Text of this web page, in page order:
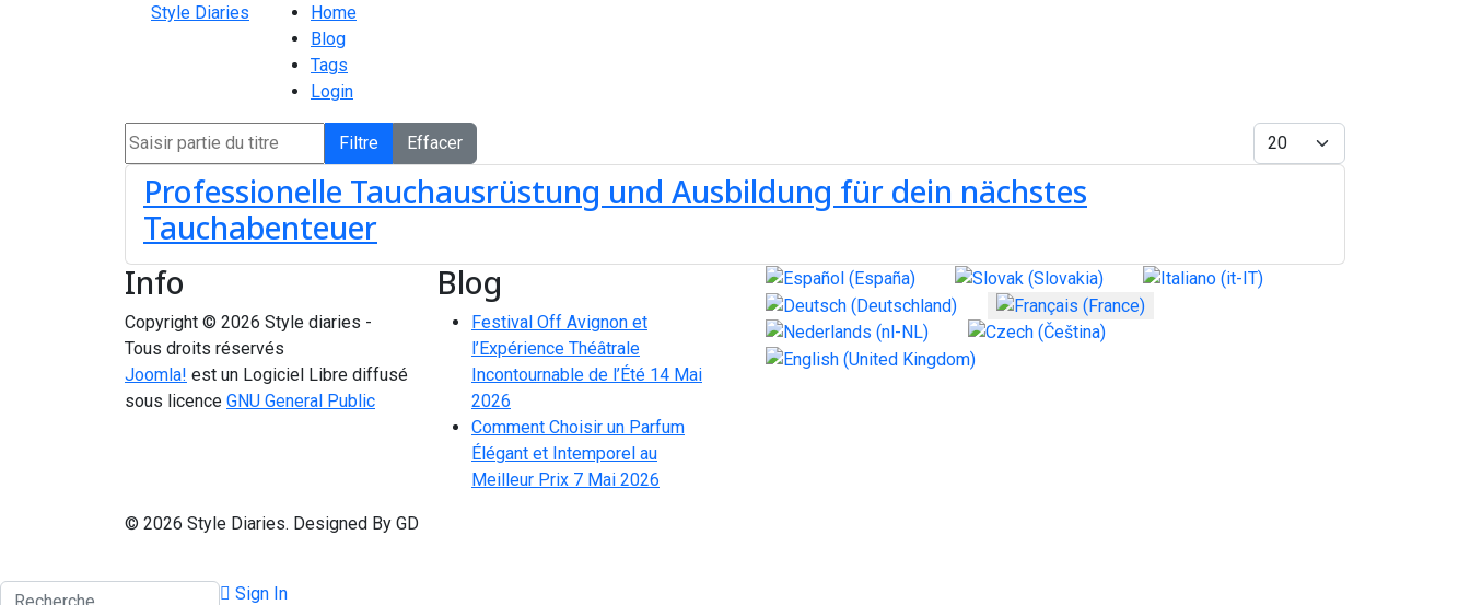
Style Diaries
Home
Blog
Tags
Login
Saisir partie du titre Filtre Effacer Afficher #
Professionelle Tauchausrüstung und Ausbildung für dein nächstes
Tauchabenteuer
Info
Copyright © 2026 Style diaries -
Tous droits réservés
Joomla! est un Logiciel Libre diffusé
sous licence GNU General Public
Blog
Festival Off Avignon et
l’Expérience Théâtrale
Incontournable de l’Été 14 Mai
2026
Comment Choisir un Parfum
Élégant et Intemporel au
Meilleur Prix 7 Mai 2026
Sélectionnez votre langue
© 2026 Style Diaries. Designed By GD
Rechercher Sign In